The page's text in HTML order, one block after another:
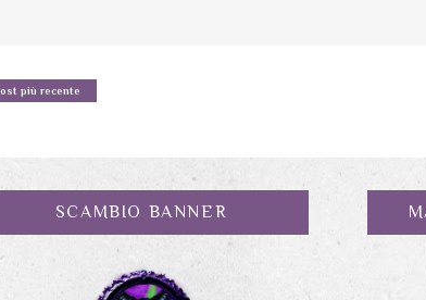
più recente
SCAMBIO BANNER